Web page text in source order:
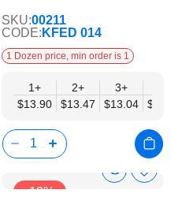
6+
$12.17
9+
$11.73
12+
$11.30
CODE: KFED 014
SKU:00211
1 Dozen price, min order is 1
1+
$13.90
2+
$13.47
3+
$13.04
-12%
Show